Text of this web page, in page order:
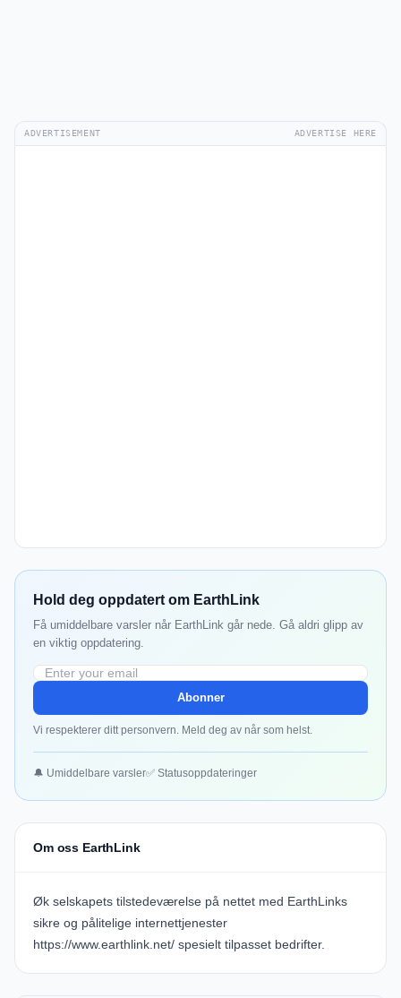
ADVERTISEMENT ADVERTISE HERE
Hold deg oppdatert om EarthLink
Få umiddelbare varsler når EarthLink går nede. Gå aldri glipp av
en viktig oppdatering.
Abonner
Vi respekterer ditt personvern. Meld deg av når som helst.
🔔 Umiddelbare varsler✅ Statusoppdateringer
Om oss EarthLink
Øk selskapets tilstedeværelse på nettet med EarthLinks
sikre og pålitelige internettjenester
https://www.earthlink.net/ spesielt tilpasset bedrifter.